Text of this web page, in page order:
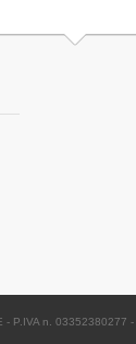
- P.IVA n. 03352380277 -